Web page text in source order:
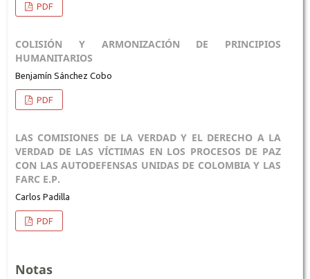
PDF
COLISIÓN Y ARMONIZACIÓN DE PRINCIPIOS
HUMANITARIOS
Benjamín Sánchez Cobo
PDF
LAS COMISIONES DE LA VERDAD Y EL DERECHO A LA
VERDAD DE LAS VÍCTIMAS EN LOS PROCESOS DE PAZ
CON LAS AUTODEFENSAS UNIDAS DE COLOMBIA Y LAS
FARC E.P.
Carlos Padilla
PDF
Notas